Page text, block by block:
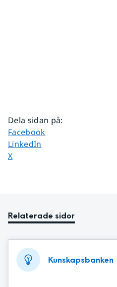
Dela sidan på:
Dela sidan på
Facebook
Dela sidan på
LinkedIn
Dela sidan på
X
Relaterade sidor
Kunskapsbanken